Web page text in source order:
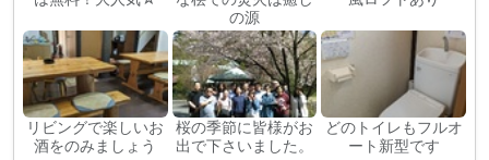
の源
リビングで楽しいお
酒をのみましょう
桜の季節に皆様がお
出で下さいました。
どのトイレもフルオ
ート新型です